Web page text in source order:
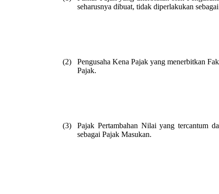
seharusnya dibuat, tidak diperlakukan
(2)
Pengusaha Kena Pajak yang menerbitkan
Pajak.
(3)
Pajak Pertambahan Nilai yang tercantum
sebagai Pajak Masukan.